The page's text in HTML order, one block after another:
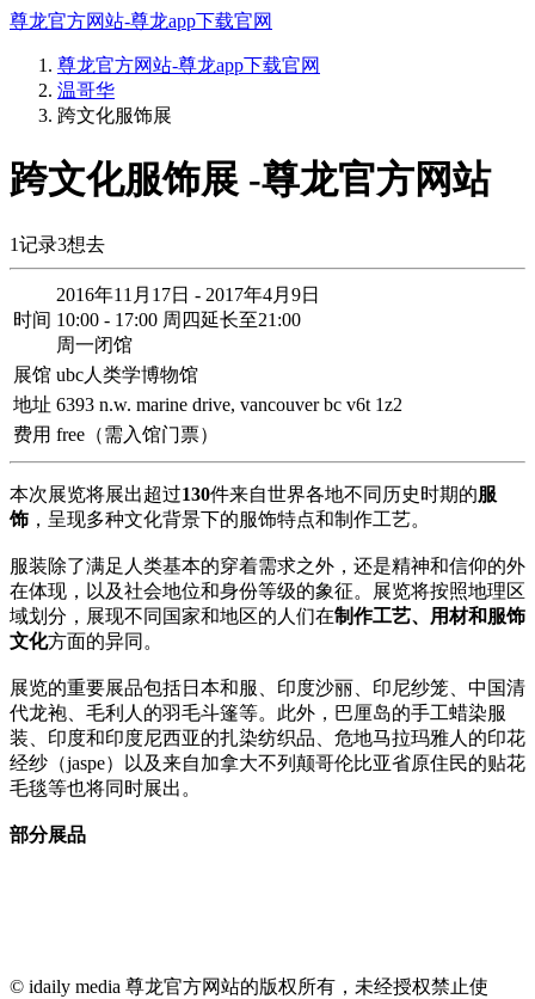
尊龙官方网站-尊龙app下载官网
尊龙官方网站-尊龙app下载官网
温哥华
跨文化服饰展
跨文化服饰展 -尊龙官方网站
1记录3想去
时间
2016年11月17日 - 2017年4月9日
10:00 - 17:00 周四延长至21:00
周一闭馆
展馆 ubc人类学博物馆
地址 6393 n.w. marine drive, vancouver bc v6t 1z2
费用 free（需入馆门票）
本次展览将展出超过130件来自世界各地不同历史时期的服
饰 ，呈现多种文化背景下的服饰特点和制作工艺。
服装除了满足人类基本的穿着需求之外，还是精神和信仰的外
在体现，以及社会地位和身份等级的象征。展览将按照地理区
域划分，展现不同国家和地区的人们在制作工艺、用材和服饰
文化方面的异同。
展览的重要展品包括日本和服、印度沙丽、印尼纱笼、中国清
代龙袍、毛利人的羽毛斗篷等。此外，巴厘岛的手工蜡染服
装、印度和印度尼西亚的扎染纺织品、危地马拉玛雅人的印花
经纱（jaspe）以及来自加拿大不列颠哥伦比亚省原住民的贴花
毛毯等也将同时展出。
部分展品
© idaily media 尊龙官方网站的版权所有，未经授权禁止使